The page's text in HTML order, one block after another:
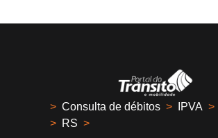
> Consulta de débitos > IPVA >
> RS >